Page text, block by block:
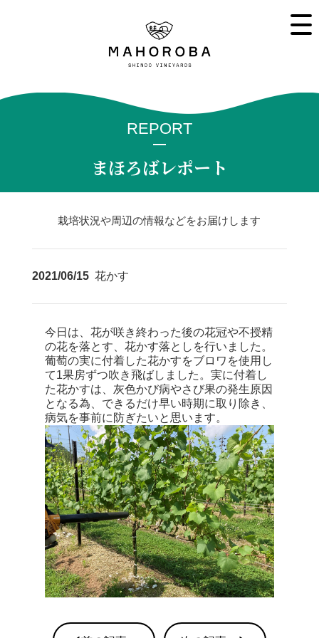
REPORT
まほろばレポート
栽培状況や周辺の情報などをお届けします
2021/06/15花かす
今日は、花が咲き終わった後の花冠や不授精
の花を落とす、花かす落としを行いました。
葡萄の実に付着した花かすをブロワを使用し
て1果房ずつ吹き飛ばしました。実に付着し
た花かすは、灰色かび病やさび果の発生原因
となる為、できるだけ早い時期に取り除き、
病気を事前に防ぎたいと思います。